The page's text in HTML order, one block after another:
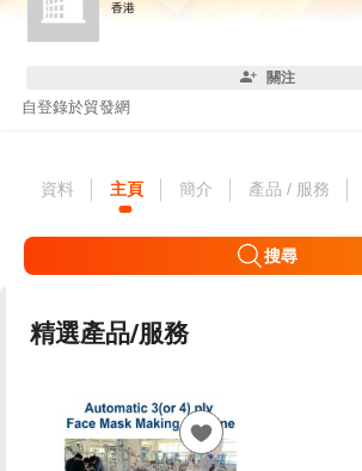
香港
關注
自登錄於貿發網
資料 主頁 簡介 產品 / 服務
搜尋
精選產品/服務